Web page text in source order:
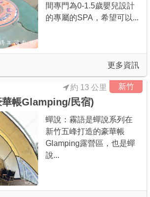
間專門為0-1.5歲嬰兒設計
的專屬的SPA，希望可以...
更多資訊
新竹
華帳Glamping/民宿)
約 13 公里
蟬說：霧語是蟬說系列在
新竹五峰打造的豪華帳
Glamping露營區，也是蟬
說...